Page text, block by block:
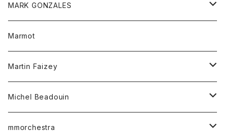
ベスト
ポロシャツ
ロングスリーブTシャツ
ワンピース
Tシャツ
靴
MARK GONZALES
トップス
Tシャツ
Marmot
Martin Faizey
ベルト
Michel Beadouin
トップス
mmorchestra